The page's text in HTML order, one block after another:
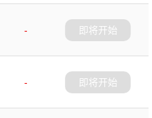
-
即将开始
-
即将开始